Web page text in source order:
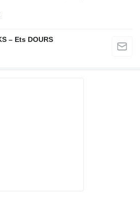
– Ets DOURS